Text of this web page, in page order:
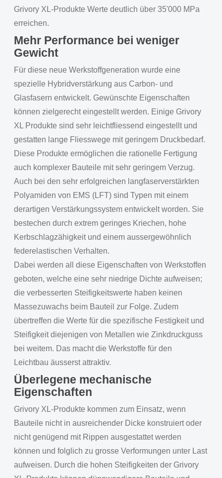
Grivory XL-Produkte Werte deutlich über 35'000 MPa
erreichen.
Mehr Performance bei weniger
Gewicht
Für diese neue Werkstoffgeneration wurde eine
spezielle Hybridverstärkung aus Carbon- und
Glasfasern entwickelt. Gewünschte Eigenschaften
können zielgerecht eingestellt werden. Einige Grivory
XL Produkte sind sehr leichtfliessend eingestellt und
gestatten lange Fliesswege mit geringem Druckbedarf.
Diese Produkte ermöglichen die rationelle Fertigung
auch komplexer Bauteile mit sehr geringem Verzug.
Auch bei den sehr erfolgreichen langfaserverstärkten
Polyamiden von EMS (LFT) sind Typen mit einem
derartigen Verstärkungssystem entwickelt worden. Sie
bestechen durch extrem geringes Kriechen, hohe
Kerbschlagzähigkeit und einem aussergewöhnlich
federelastischen Verhalten.
Dabei werden all diese Eigenschaften von Werkstoffen
geboten, welche eine sehr niedrige Dichte aufweisen;
die verbesserten Steifigkeitswerte haben keinen
Massezuwachs beim Bauteil zur Folge. Zudem
übertreffen die Werte für die spezifische Festigkeit und
Steifigkeit diejenigen von Metallen wie Zinkdruckguss
bei weitem. Das macht die Werkstoffe für den
Leichtbau äusserst attraktiv.
Überlegene mechanische
Eigenschaften
Grivory XL-Produkte kommen zum Einsatz, wenn
Bauteile nicht in ausreichender Dicke konstruiert oder
nicht genügend mit Rippen ausgestattet werden
können und folglich zu grosse Verformungen unter Last
aufweisen. Durch die hohen Steifigkeiten der Grivory